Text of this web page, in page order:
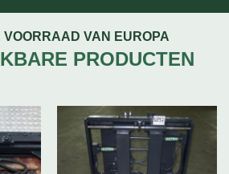
VOORRAAD VAN EUROPA
PRODUCTEN